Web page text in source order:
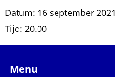
Datum: 16 september 2021
Tijd: 20.00
Menu